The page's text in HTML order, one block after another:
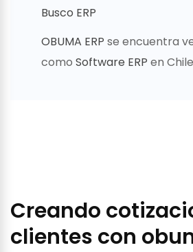
Busco ERP
OBUMA ERP se encuentra
como Software ERP en Chile
Creando
clientes con